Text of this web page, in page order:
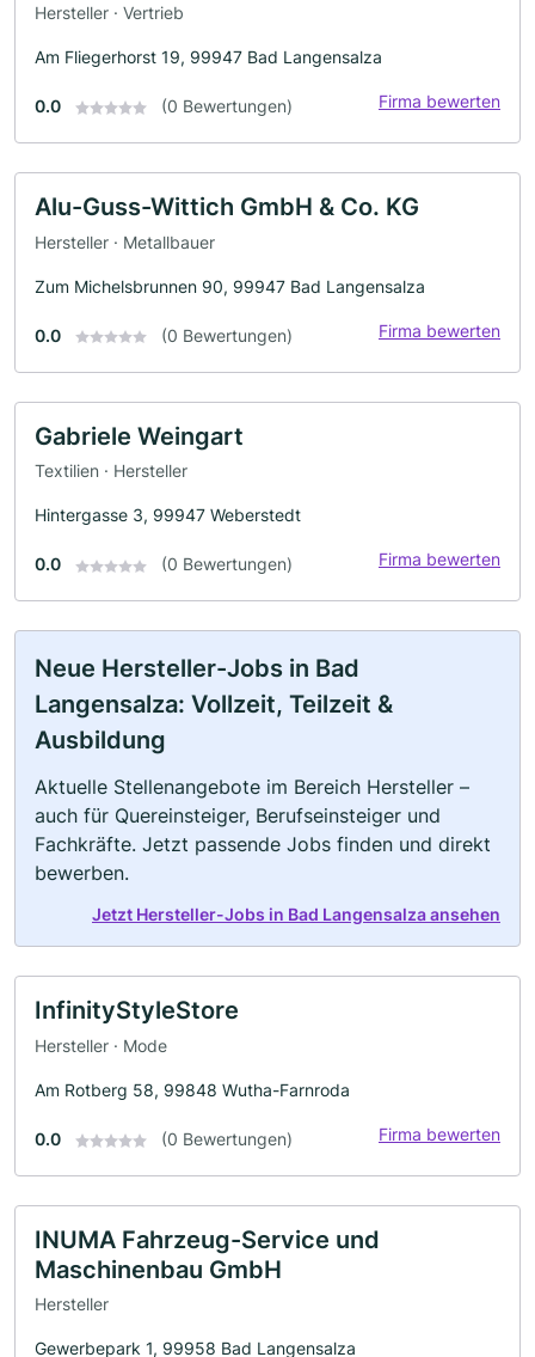
Hersteller · Vertrieb
Am Fliegerhorst 19, 99947 Bad Langensalza
0.0 (0 Bewertungen) Firma bewerten
Alu-Guss-Wittich GmbH & Co. KG
Hersteller · Metallbauer
Zum Michelsbrunnen 90, 99947 Bad Langensalza
0.0 (0 Bewertungen) Firma bewerten
Gabriele Weingart
Textilien · Hersteller
Hintergasse 3, 99947 Weberstedt
0.0 (0 Bewertungen) Firma bewerten
Neue Hersteller-Jobs in Bad
Langensalza: Vollzeit, Teilzeit &
Ausbildung
Aktuelle Stellenangebote im Bereich Hersteller –
auch für Quereinsteiger, Berufseinsteiger und
Fachkräfte. Jetzt passende Jobs finden und direkt
bewerben.
Jetzt Hersteller-Jobs in Bad Langensalza ansehen
InfinityStyleStore
Hersteller · Mode
Am Rotberg 58, 99848 Wutha-Farnroda
0.0 (0 Bewertungen) Firma bewerten
INUMA Fahrzeug-Service und
Maschinenbau GmbH
Hersteller
Gewerbepark 1, 99958 Bad Langensalza